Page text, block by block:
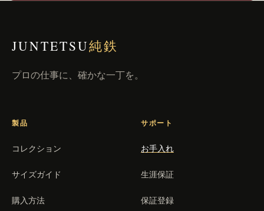
JUNTETSU純鉄
プロの仕事に、確かな一丁を。
製品
コレクション
サイズガイド
購入方法
サポート
お手入れ
生涯保証
保証登録